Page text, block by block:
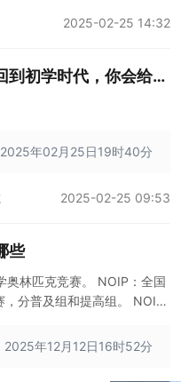
2025-02-25 14:32
到初学时代，你会给过
2025年02月25日19时40分
2025-02-25 09:53
些
林匹克竞赛。 NOIP：全国
分普及组和提高组。 NOI：
世界中学生的信息学学科竞
竞赛，全球最具影响力的大学
2025年12月12日16时52分